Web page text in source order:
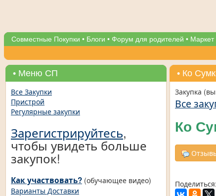
Совместные Покупки • Блоги • Форум для родителей • Маркет
• Меню СП
Все Закупки
Пристрой
Регулярные закупки
Зарегистрируйтесь,
чтобы увидеть больше
закупок!
Как участвовать? (обучающее видео)
Варианты Доставки
• Ко
Закупка
Все
Ко
Поделиться: